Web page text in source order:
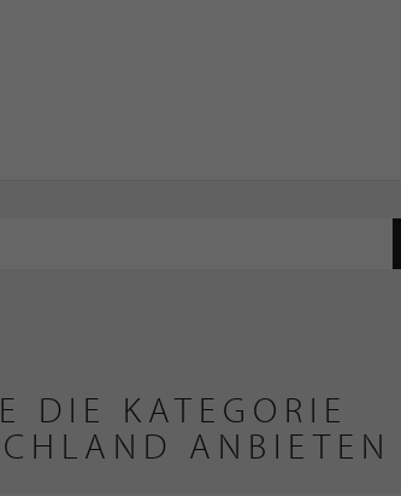
DIE KATEGORIE
ANBIETEN